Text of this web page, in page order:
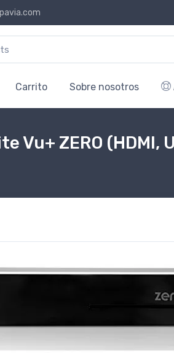
Carrito Sobre nosotros
Vu+ ZERO (HDMI,